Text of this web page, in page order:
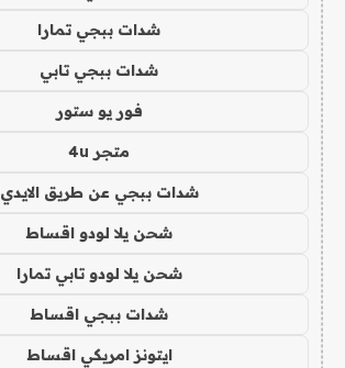
شدات ببجي تمارا
شدات ببجي تابي
فور يو ستور
متجر 4u
شدات ببجي عن طريق الايدي
شحن يلا لودو اقساط
شحن يلا لودو تابي تمارا
شدات ببجي اقساط
ايتونز امريكي اقساط